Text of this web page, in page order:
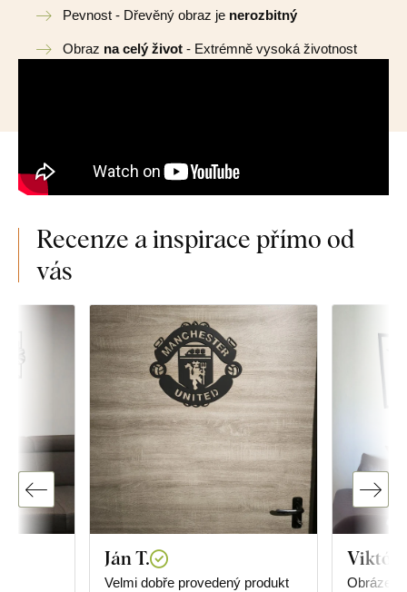
Pevnost - Dřevěný obraz je nerozbitný
Obraz na celý život - Extrémně vysoká životnost
Recenze a inspirace přímo od
vás
Ján T.
Velmi dobře provedený produkt
Obrázek